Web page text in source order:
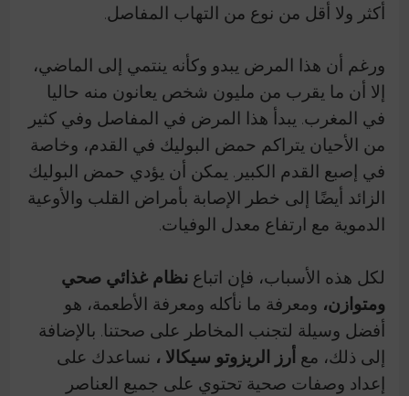
أكثر ولا أقل من نوع من التهاب المفاصل.
ورغم أن هذا المرض يبدو وكأنه ينتمي إلى الماضي،
إلا أن ما يقرب من مليون شخص يعانون منه حاليا
في المغرب. يبدأ هذا المرض في المفاصل وفي كثير
من الأحيان يتراكم حمض البوليك في القدم، وخاصة
في إصبع القدم الكبير. يمكن أن يؤدي حمض البوليك
الزائد أيضًا إلى خطر الإصابة بأمراض القلب والأوعية
الدموية مع ارتفاع معدل الوفيات.
لكل هذه الأسباب، فإن اتباع نظام غذائي صحي
ومتوازن، ومعرفة ما نأكله ومعرفة الأطعمة، هو
أفضل وسيلة لتجنب المخاطر على صحتنا. بالإضافة
إلى ذلك، معأرز الريزوتو سيكالا ، نساعدك على
إعداد وصفات صحية تحتوي على جميع العناصر